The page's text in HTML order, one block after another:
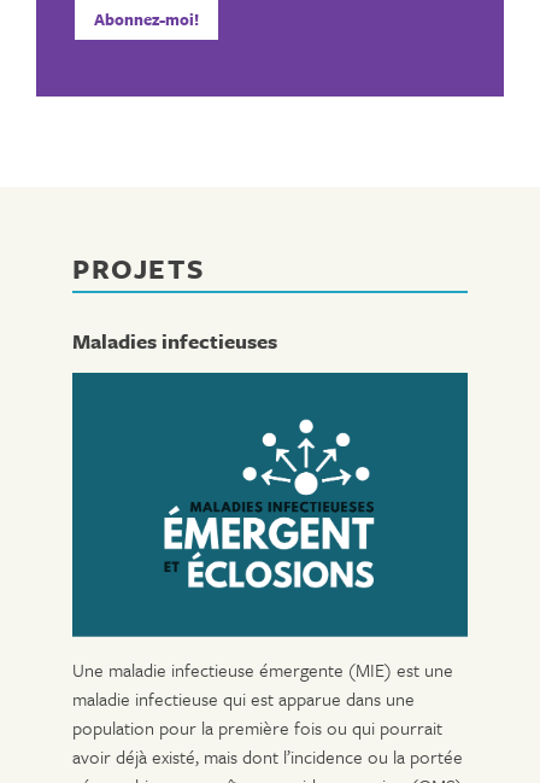
Abonnez-moi!
PROJETS
Maladies infectieuses
Une maladie infectieuse émergente (MIE) est une
maladie infectieuse qui est apparue dans une
population pour la première fois ou qui pourrait
avoir déjà existé, mais dont l’incidence ou la portée